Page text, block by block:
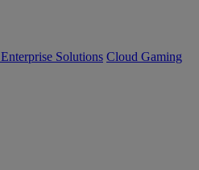
Solutions Cloud Gaming